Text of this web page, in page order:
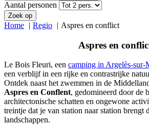
Aantal personen
Zoek op
Home Regio Aspres en conflict
Aspres en
Le Bois Fleuri, een camping in Argelès-sur-
een verblijf in een rijke en contrastrijke
Ontdek naast het zwemmen in de
Aspres en Conflent, gedomineerd door de
architectonische schatten en ongewone
treintje dat je van station naar station brengt
landschappen.